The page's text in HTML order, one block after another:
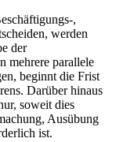
,
werden
der
mehrere parallele
beginnt die Frist
Darüber hinaus
soweit dies
Ausübung
ist.